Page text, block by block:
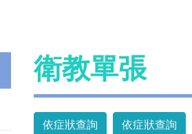
衛教單張
依症狀查詢 依症狀查詢